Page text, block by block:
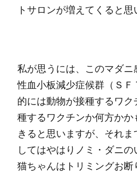
トサロンが増えてくると思
私が思うには、このマダニ
性血小板減少症候群（Ｓ
的には動物が接種するワ
種するワクチンか何方か
きると思いますが、それま
してはやはりノミ・ダニ
猫ちゃんはトリミングお断